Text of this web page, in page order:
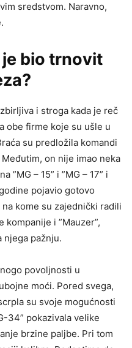
sredstvom. Naravno,
je bio trnovit
i stroga kada je reč
obe firme koje su ušle u
su predložila komandi
on nije imao neka
”MG – 15” i ”MG – 17” i
pojavio gotovo
kome su zajednički radili
kompanije i ”Mauzer”,
njega pažnju.
povoljnosti u
moći. Pored svega,
su svoje mogućnosti
34” pokazivala velike
brzine paljbe. Pri tom